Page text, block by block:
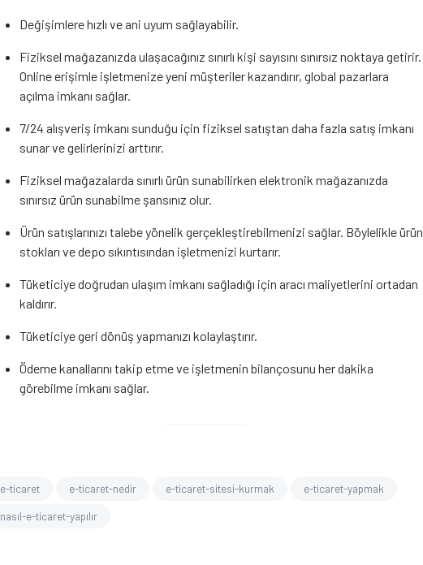
Değişimlere hızlı ve ani uyum sağlayabilir.
Fiziksel mağazanızda ulaşacağınız sınırlı kişi sayısını sınırsız noktaya getirir.
Online erişimle işletmenize yeni müşteriler kazandırır, global pazarlara
açılma imkanı sağlar.
7/24 alışveriş imkanı sunduğu için fiziksel satıştan daha fazla satış imkanı
sunar ve gelirlerinizi arttırır.
Fiziksel mağazalarda sınırlı ürün sunabilirken elektronik mağazanızda
sınırsız ürün sunabilme şansınız olur.
Ürün satışlarınızı talebe yönelik gerçekleştirebilmenizi sağlar. Böylelikle ürün
stokları ve depo sıkıntısından işletmenizi kurtarır.
Tüketiciye doğrudan ulaşım imkanı sağladığı için aracı maliyetlerini ortadan
kaldırır.
Tüketiciye geri dönüş yapmanızı kolaylaştırır.
Ödeme kanallarını takip etme ve işletmenin bilançosunu her dakika
görebilme imkanı sağlar.
e-ticaret e-ticaret-nedir e-ticaret-sitesi-kurmak
e-ticaret-yapmak
nasıl-e-ticaret-yapılır